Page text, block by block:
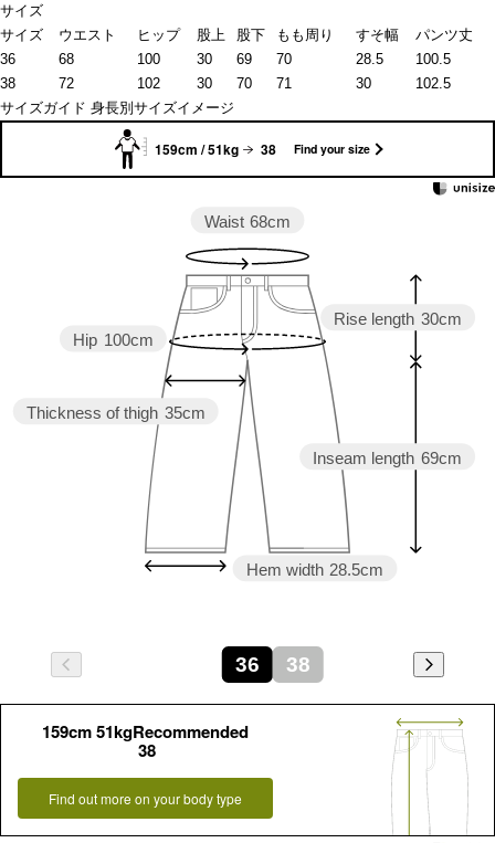
サイズ
サイズ
ウエスト ヒップ 股上 股下 もも周り すそ幅
パンツ丈
36
68 100 30 69 70 28.5
100.5
38
72 102 30 70 71 30
102.5
サイズガイド 身長別サイズイメージ
159cm / 51kg 38 Find your size
Inseam length 69cm
Rise length 30cm
Hem width 28.5cm
Thickness of thigh 35cm
Hip 100cm
Waist 68cm
36 38
159cm 51kgRecommended
38
Find out more on your body type